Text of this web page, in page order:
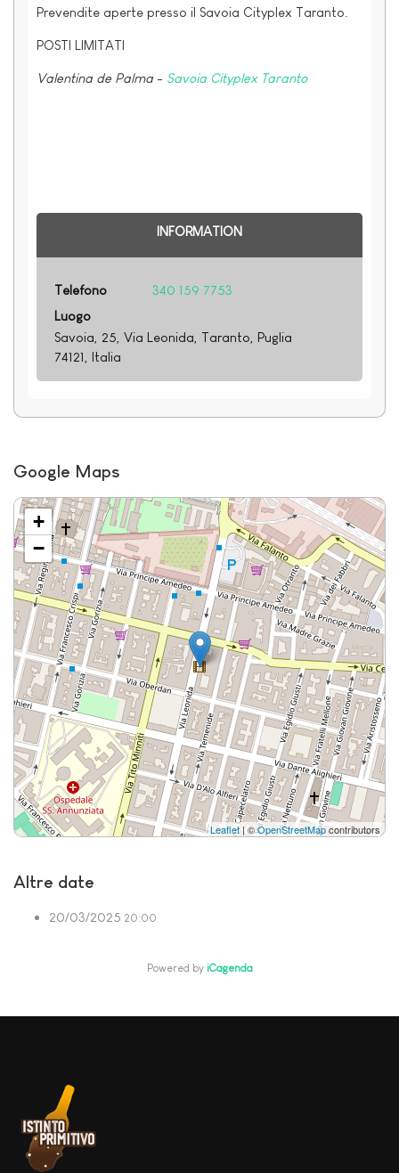
Prevendite aperte presso il Savoia Cityplex Taranto.
POSTI LIMITATI
Valentina de Palma- Savoia Cityplex Taranto
INFORMATION
Telefono
340 159 7753
Luogo
Savoia, 25, Via Leonida, Taranto, Puglia
74121, Italia
Google Maps
+
−
Leaflet| ©OpenStreetMapcontributors
Altre date
20/03/2025 20:00
Powered by iCagenda